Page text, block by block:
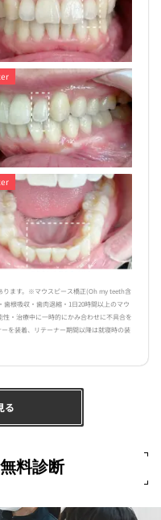
ります。※マウスピース橋正(Oh my teeth含
根吸収・歯肉退縮・1日20時間以上のマウ
・治療中に一時的にかみ合わせに不具合を
を装着、リテーナー期間以降は就寝時の装
る
料診断